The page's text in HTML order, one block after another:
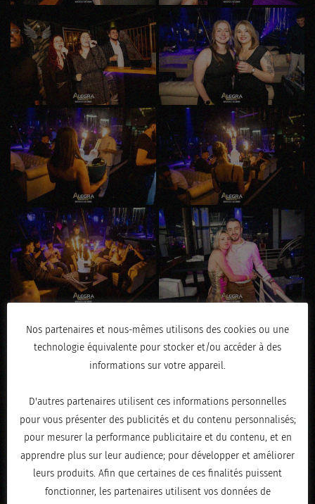
Nos partenaires et nous-mêmes utilisons des cookies ou une
technologie équivalente pour stocker et/ou accéder à des
informations sur votre appareil.
D'autres partenaires utilisent ces informations personnelles
pour vous présenter des publicités et du contenu personnalisés;
pour mesurer la performance publicitaire et du contenu, et en
apprendre plus sur leur audience; pour développer et améliorer
leurs produits. Afin que certaines de ces finalités puissent
fonctionner, les partenaires utilisent vos données de